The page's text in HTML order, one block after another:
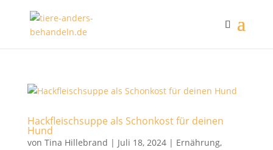
Hackfleischsuppe als Schonkost für deinen
Hund
von Tina Hillebrand | Juli 18, 2024| Ernährung,